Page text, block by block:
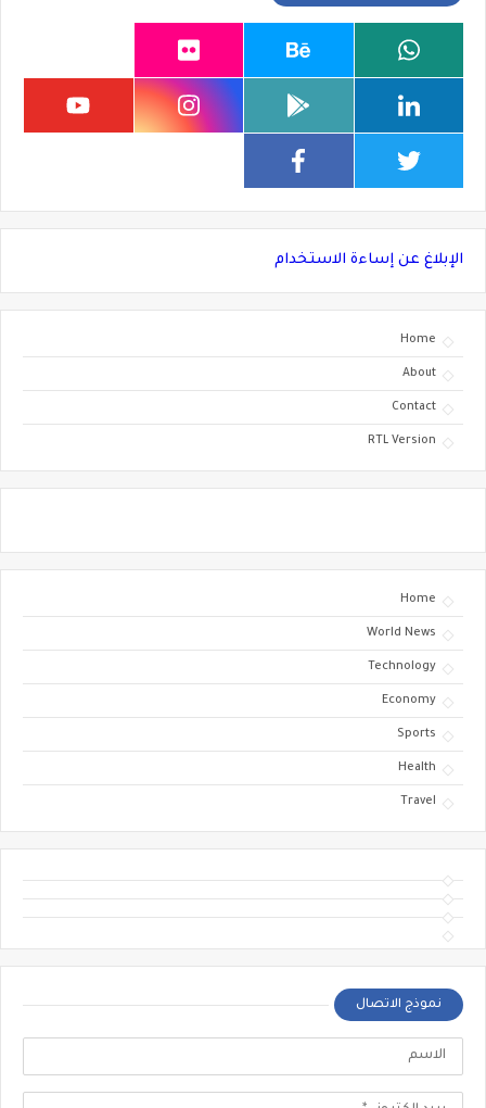
الإبلاغ عن إساءة الاستخدام
Home
About
Contact
RTL Version
Home
World News
Technology
Economy
Sports
Health
Travel
نموذج الاتصال